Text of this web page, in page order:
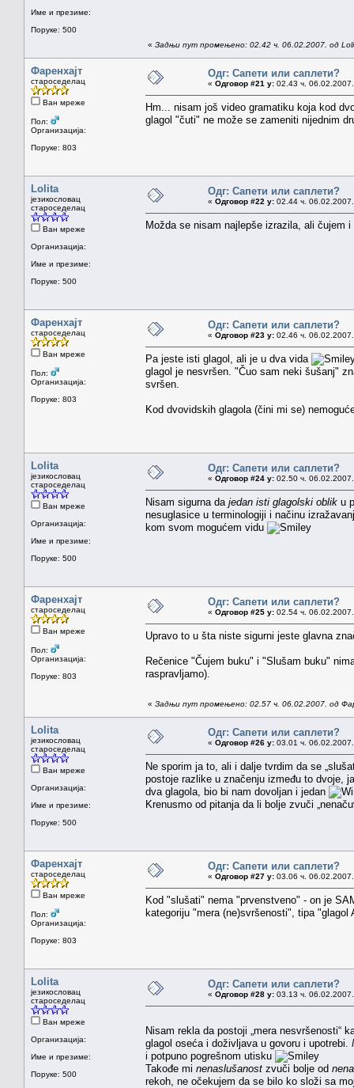
Име и презиме:
Поруке: 500
« Задњи пут промењено: 02.42 ч. 06.02.2007. од
Фаренхајт
староседелац
Ван мреже
Пол:
Организација:
Поруке: 803
Одг: Сапети или саплети?
« Одговор #21 у: 02.43 ч.
Hm... nisam još video gramatiku koja kod
glagol "čuti" ne može se zameniti nijednim
Lolita
језикословац
староседелац
Ван мреже
Организација:
Име и презиме:
Поруке: 500
Одг: Сапети или саплети?
« Одговор #22 у: 02.44 ч.
Možda se nisam najlepše izrazila, ali
Фаренхајт
староседелац
Ван мреже
Пол:
Организација:
Поруке: 803
Одг: Сапети или саплети?
« Одговор #23 у: 02.46 ч.
Pa jeste isti glagol, ali je u dva vida
glagol je nesvršen. "Čuo sam neki šušanj"
svršen.
Kod dvovidskih glagola (čini mi se)
Lolita
језикословац
староседелац
Ван мреже
Организација:
Име и презиме:
Поруке: 500
Одг: Сапети или саплети?
« Одговор #24 у: 02.50 ч.
Nisam sigurna da jedan isti glagolski oblik u
nesuglasice u terminologiji i načinu
kom svom mogućem vidu
Фаренхајт
староседелац
Ван мреже
Пол:
Организација:
Поруке: 803
Одг: Сапети или саплети?
« Одговор #25 у: 02.54 ч.
Upravo to u šta niste sigurni jeste glavna
Rečenice "Čujem buku" i "Slušam buku"
raspravljamo).
« Задњи пут промењено: 02.57 ч. 06.02.2007. од
Lolita
језикословац
староседелац
Ван мреже
Организација:
Име и презиме:
Поруке: 500
Одг: Сапети или саплети?
« Одговор #26 у: 03.01 ч.
Ne sporim ja to, ali i dalje tvrdim da se
postoje razlike u značenju između to dvoje,
dva glagola, bio bi nam dovoljan i jedan
Krenusmo od pitanja da li bolje zvuči
Фаренхајт
староседелац
Ван мреже
Пол:
Организација:
Поруке: 803
Одг: Сапети или саплети?
« Одговор #27 у: 03.06 ч.
Kod "slušati" nema "prvenstveno" - on je
kategoriju "mera (ne)svršenosti", tipa "glagol
Lolita
језикословац
староседелац
Ван мреже
Организација:
Име и презиме:
Поруке: 500
Одг: Сапети или саплети?
« Одговор #28 у: 03.13 ч.
Nisam rekla da postoji „mera nesvršenosti“
glagol oseća i doživljava u govoru i upotrebi.
i potpuno pogrešnom utisku
Takođe mi nenaslušanost zvuči bolje od
rekoh, ne očekujem da se bilo ko složi sa